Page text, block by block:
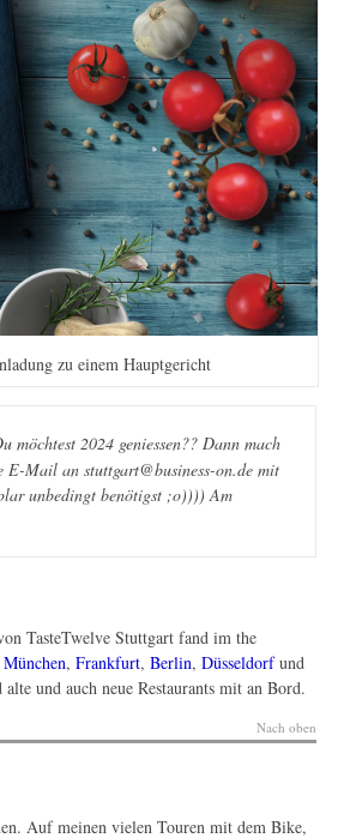
zu einem Hauptgericht
möchtest 2024 geniessen?? Dann mach
Mail an stuttgart@business-on.de mit
unbedingt benötigst ;o)))) Am
TasteTwelve Stuttgart fand im the
München, Frankfurt, Berlin, Düsseldorfund
und auch neue Restaurants mit an Bord.
Nach oben
Auf meinen vielen Touren mit dem Bike,